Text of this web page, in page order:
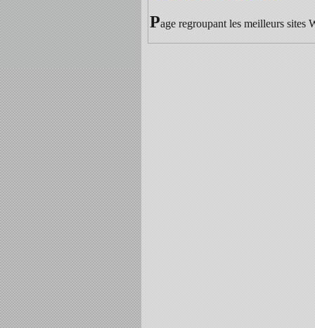
Page regroupant les meilleurs sites